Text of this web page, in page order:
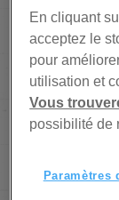
En cliquant
acceptez le
pour
utilisation et
Vous
possibilité de
Paramètres